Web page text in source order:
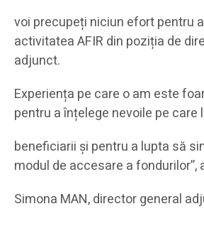
voi precupeți niciun efort pentru
activitatea AFIR din poziția de
adjunct.
Experiența pe care o am este
pentru a înțelege nevoile pe care
beneficiarii și pentru a lupta să
modul de accesare a fondurilor”,
Simona MAN, director general